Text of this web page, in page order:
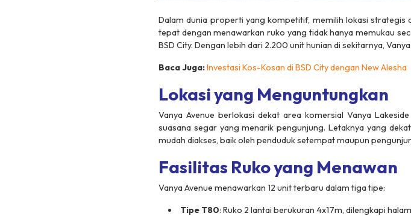
Dalam dunia properti yang kompetitif, memilih lokasi strategis
tepat dengan menawarkan ruko yang tidak hanya memukau
BSD City. Dengan lebih dari 2.200 unit hunian di sekitarnya,
Baca Juga:Investasi Kos-Kosan di BSD City dengan New Alesha
Lokasi yang Menguntungkan
Vanya Avenue berlokasi dekat area komersial Vanya
suasana segar yang menarik pengunjung. Letaknya yang
mudah diakses, baik oleh penduduk setempat maupun
Fasilitas Ruko yang Menawan
Vanya Avenue menawarkan 12 unit terbaru dalam tiga tipe:
Tipe T80: Ruko 2 lantai berukuran 4x17m, dilengkapi